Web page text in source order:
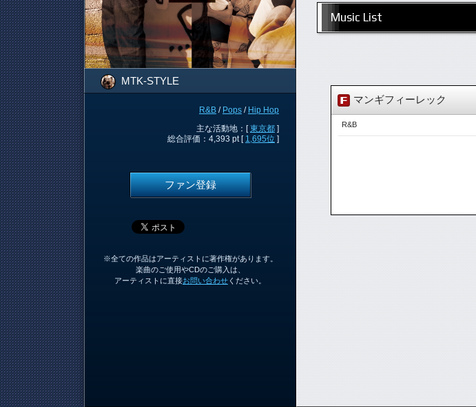
MTK-STYLE
R&B / Pops / Hip Hop
主な活動地：[東京都 ]
総合評価：4,393 pt [ 1,695位 ]
ファン登録
※全ての作品はアーティストに著作権があります。
楽曲のご使用やCDのご購入は、
アーティストに直接お問い合わせ ください。
Music List
マンギフィーレック
R&B